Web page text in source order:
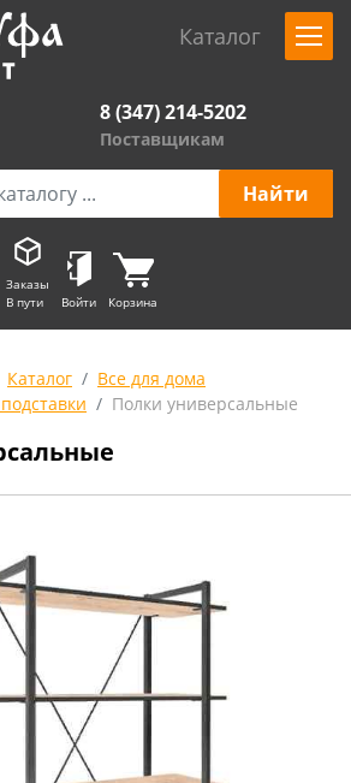
Каталог
8 (347) 214-5202
Поставщикам
Заказы
В пути
Войти Корзина
Каталог
Все для дома
Полки универсальные